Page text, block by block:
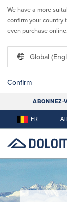
We have a more
confirm your country
even purchase online.
Global
Confirm
ABONNEZ-
FR